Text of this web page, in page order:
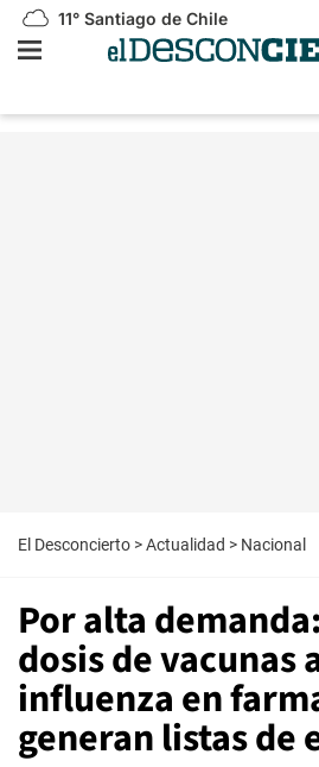
11° Santiago de Chile
El Desconcierto >Actualidad > Nacional
Por alta
dosis de vacunas
influenza en
generan listas de